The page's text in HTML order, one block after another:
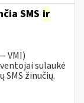
SMS ir
VMI)
sulaukė
žinučių.